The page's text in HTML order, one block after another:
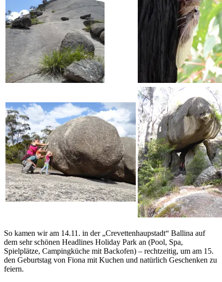
So kamen wir am 14.11. in der „Crevettenhaupstadt“ Ballina auf
dem sehr schönen Headlines Holiday Park an (Pool, Spa,
Spielplätze, Campingküche mit Backofen) – rechtzeitig, um am 15.
den Geburtstag von Fiona mit Kuchen und natürlich Geschenken zu
feiern.